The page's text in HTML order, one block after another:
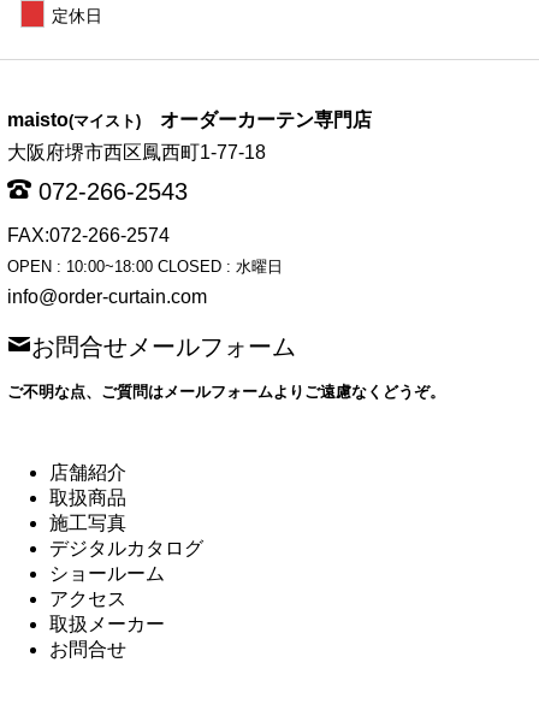
定休日
maisto(マイスト) オーダーカーテン専門店
大阪府堺市西区鳳西町1-77-18
072-266-2543
FAX:072-266-2574
OPEN : 10:00~18:00 CLOSED : 水曜日
info@order-curtain.com
お問合せメールフォーム
ご不明な点、ご質問はメールフォームよりご遠慮なくどうぞ。
店舗紹介
取扱商品
施工写真
デジタルカタログ
ショールーム
アクセス
取扱メーカー
お問合せ